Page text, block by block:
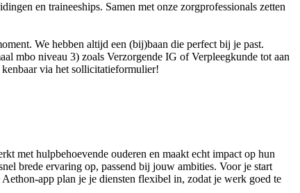
en traineeships. Samen met onze zorgprofessionals zetten
We hebben altijd een (bij)baan die perfect bij je past.
mbo niveau 3) zoals Verzorgende IG of Verpleegkunde tot aan
via het sollicitatieformulier!
met hulpbehoevende ouderen en maakt echt impact op hun
brede ervaring op, passend bij jouw ambities. Voor je start
app plan je je diensten flexibel in, zodat je werk goed te